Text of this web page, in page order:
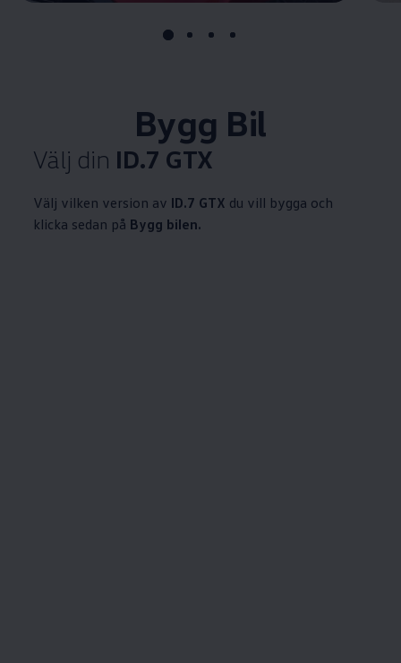
Bygg Bil
Välj din ID.7 GTX
Välj vilken version av ID.7 GTX du vill bygga och
klicka sedan på Bygg bilen.